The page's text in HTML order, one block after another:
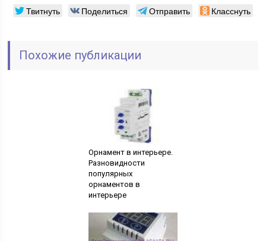
Твитнуть Поделиться Отправить Класснуть
Похожие публикации
Орнамент в интерьере.
Разновидности
популярных
орнаментов в
интерьере